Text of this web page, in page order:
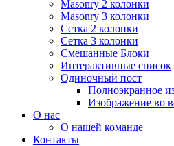
Masonry 2 колонки
Masonry 3 колонки
Сетка 2 колонки
Сетка 3 колонки
Смешанные Блоки
Интерактивные список
Одиночный пост
Полноэкранное
Изображение во
О нас
О нашей команде
Контакты